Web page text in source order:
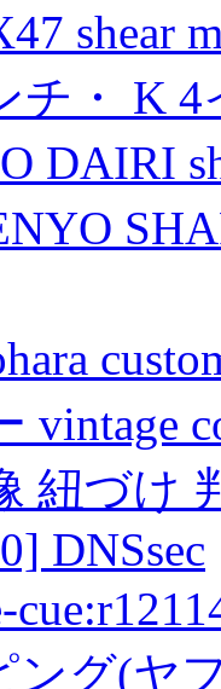
shear
チ・ K
DAIRI
vintage
紐づけ
DNSsec
ング(ヤ